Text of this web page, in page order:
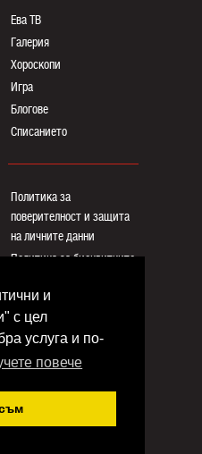
и
с цел
услуга и по-
повече
Ева ТВ
Галерия
Хороскопи
Игра
Блогoве
Списанието
Политика за
поверителност и защита
на личните данни
Политика за бисквитките
Общи условия
Контакти